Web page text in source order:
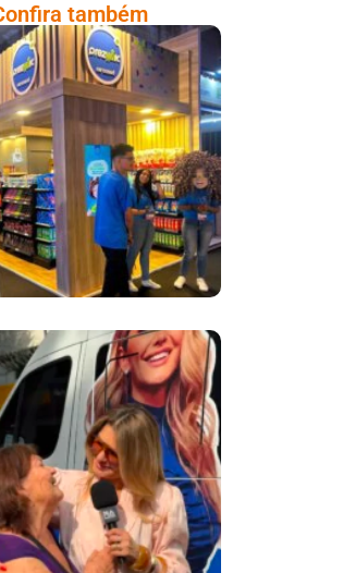
também
Promove
No Brasil
A Participação
No Rio
Week
2026
Pública
Queixas De
Do Rio Em
Promovida
Por Antônia
Fontenelle